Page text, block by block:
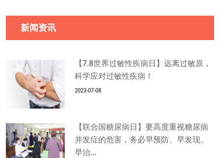
新闻资讯
【7.8世界过敏性疾病日】远离过敏原，
科学应对过敏性疾病！
2023-07-08
【联合国糖尿病日】要高度重视糖尿病
并发症的危害，务必早预防、早发现、
早治...